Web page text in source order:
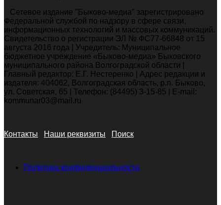
Сетевое издание "Быково-медиа" зарегистрировано
Федеральной службой по надзору в сфере связи,
информационных технологий и массовых коммуникаций.
Свидетельство о регистрации ЭЛ № ФС77-66848 от 15
августа 2016 года | Учредитель: Муниципальное
бюджетное учреждение «Быково-медиа» Быковского
муниципального района Волгоградской области |
Главный редактор: Е.Г. Нестеренко | Адрес редакции и
издателя: 404062, Волгоградская область, р.п. Быково,
ул. Советская, 65 | Телефон: (84495) 3-15-85 | E-mail:
kommunar03@mail.ru
Контакты Наши реквизиты Поиск
Политика конфиденциальности